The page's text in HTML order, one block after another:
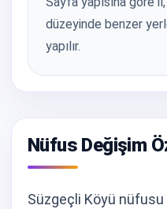
düzeyinde benzer
yapılır.
Nüfus Değişim
Süzgeçli Köyü nüfusu